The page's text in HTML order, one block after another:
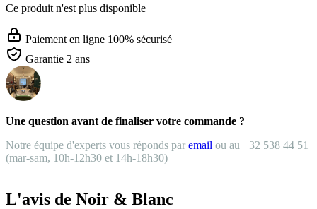
Ce produit n'est plus disponible
Paiement en ligne 100% sécurisé
Garantie 2 ans
Une question avant de finaliser votre commande ?
Notre équipe d'experts vous réponds par email ou au +32 538 44 51
(mar-sam, 10h-12h30 et 14h-18h30)
L'avis de Noir & Blanc